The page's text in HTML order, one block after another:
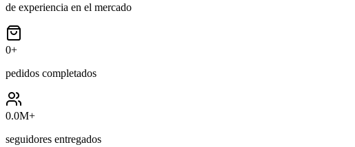
de experiencia en el mercado
0+
pedidos completados
0.0M+
seguidores entregados